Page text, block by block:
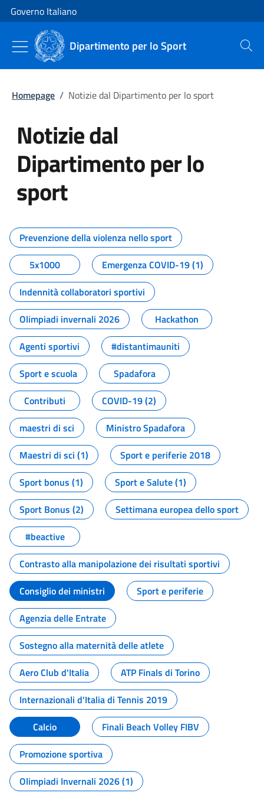
Vai al contenuto
Vai alla navigazione del sito
Governo Italiano
Dipartimento per lo Sport Cerca
Homepage / Notizie dal Dipartimento per lo sport
Notizie dal
Dipartimento per lo
sport
Tutti i contenuti della pagina
Prevenzione della violenza nello sport
5x1000
Emergenza COVID-19 (1)
Indennità collaboratori sportivi
Olimpiadi invernali 2026
Hackathon
Agenti sportivi
#distantimauniti
Sport e scuola
Spadafora
Contributi
COVID-19 (2)
maestri di sci
Ministro Spadafora
Maestri di sci (1)
Sport e periferie 2018
Sport bonus (1)
Sport e Salute (1)
Sport Bonus (2)
Settimana europea dello sport
#beactive
Contrasto alla manipolazione dei risultati sportivi
Consiglio dei ministri
Sport e periferie
Agenzia delle Entrate
Sostegno alla maternità delle atlete
Aero Club d'Italia
ATP Finals di Torino
Internazionali d'Italia di Tennis 2019
Calcio
Finali Beach Volley FIBV
Promozione sportiva
Olimpiadi Invernali 2026 (1)